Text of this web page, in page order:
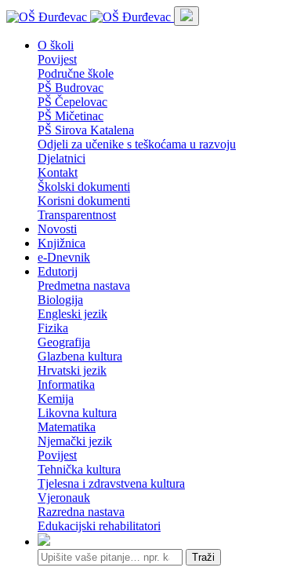
O školi
Povijest
Područne škole
PŠ Budrovac
PŠ Čepelovac
PŠ Mičetinac
PŠ Sirova Katalena
Odjeli za učenike s teškoćama u razvoju
Djelatnici
Kontakt
Školski dokumenti
Korisni dokumenti
Transparentnost
Novosti
Knjižnica
e-Dnevnik
Edutorij
Predmetna nastava
Biologija
Engleski jezik
Fizika
Geografija
Glazbena kultura
Hrvatski jezik
Informatika
Kemija
Likovna kultura
Matematika
Njemački jezik
Povijest
Tehnička kultura
Tjelesna i zdravstvena kultura
Vjeronauk
Razredna nastava
Edukacijski rehabilitatori
Traži